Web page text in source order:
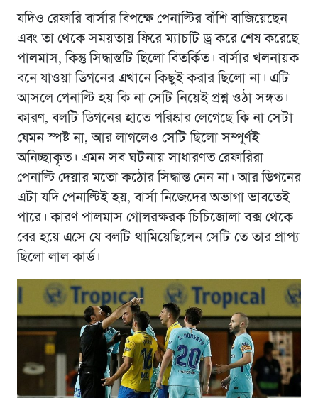
যদিও রেফারি বার্সার বিপক্ষে পেনাল্টির বাঁশি বাজিয়েছেন
এবং তা থেকে সময়তায় ফিরে ম্যাচটি ড্র করে শেষ করেছে
পালমাস, কিন্তু সিদ্ধান্তটি ছিলো বিতর্কিত। বার্সার খলনায়ক
বনে যাওয়া ডিগনের এখানে কিছুই করার ছিলো না। এটি
আসলে পেনাল্টি হয় কি না সেটি নিয়েই প্রশ্ন ওঠা সঙ্গত।
কারণ, বলটি ডিগনের হাতে পরিষ্কার লেগেছে কি না সেটা
যেমন স্পষ্ট না, আর লাগলেও সেটি ছিলো সম্পুর্ণই
অনিচ্ছাকৃত। এমন সব ঘটনায় সাধারণত রেফারিরা
পেনাল্টি দেয়ার মতো কঠোর সিদ্ধান্ত নেন না। আর ডিগনের
এটা যদি পেনাল্টিই হয়, বার্সা নিজেদের অভাগা ভাবতেই
পারে। কারণ পালমাস গোলরক্ষরক চিচিজোলা বক্স থেকে
বের হয়ে এসে যে বলটি থামিয়েছিলেন সেটি তে তার প্রাপ্য
ছিলো লাল কার্ড।